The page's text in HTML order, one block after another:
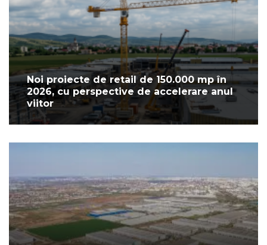
Noi proiecte de retail de 150.000 mp în
2026, cu perspective de accelerare anul
viitor